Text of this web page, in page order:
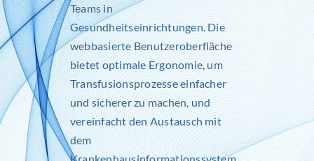
Teams in
Gesundheitseinrichtungen. Die
webbasierte Benutzeroberfläche
bietet optimale Ergonomie, um
Transfusionsprozesse einfacher
und sicherer zu machen, und
vereinfacht den Austausch mit
dem
Krankenhausinformationssystem.